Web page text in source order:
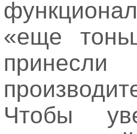
«еще
Чтобы